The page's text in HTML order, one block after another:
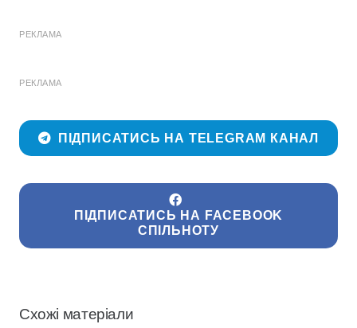
РЕКЛАМА
РЕКЛАМА
ПІДПИСАТИСЬ НА TELEGRAM КАНАЛ
ПІДПИСАТИСЬ НА FACEBOOK
СПІЛЬНОТУ
Схожі матеріали